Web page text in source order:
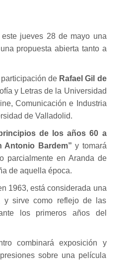
jueves 28 de mayo una
propuesta abierta tanto a
de Rafael Gil de
y Letras de la Universidad
Comunicación e Industria
de Valladolid.
de los años 60 a
Antonio Bardem” y tomará
parcialmente en Aranda de
de aquella época.
1963, está considerada una
y sirve como reflejo de las
los primeros años del
combinará exposición y
sobre una película